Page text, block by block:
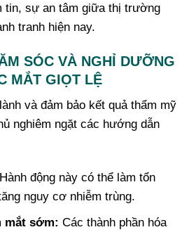
tin, sự an tâm giữa thị trường
tranh hiện nay.
SÓC VÀ NGHỈ DƯỠNG
MẮT GIỌT LỆ
và đảm bảo kết quả thẩm mỹ
nghiêm ngặt các hướng dẫn
Hành động này có thể làm tổn
nguy cơ nhiễm trùng.
mắt sớm: Các thành phần hóa